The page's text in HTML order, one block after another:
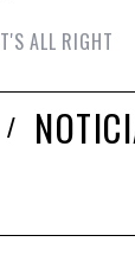
ALL RIGHT